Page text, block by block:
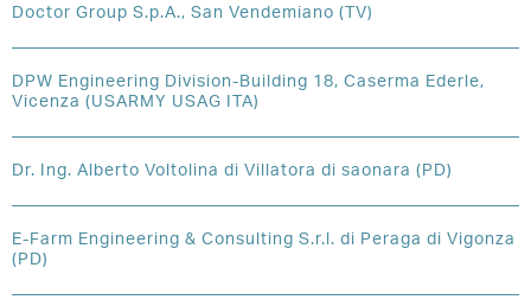
Doctor Group S.p.A., San Vendemiano (TV)
DPW Engineering Division-Building 18, Caserma Ederle,
Vicenza (USARMY USAG ITA)
Dr. Ing. Alberto Voltolina di Villatora di saonara (PD)
E-Farm Engineering & Consulting S.r.l. di Peraga di Vigonza
(PD)